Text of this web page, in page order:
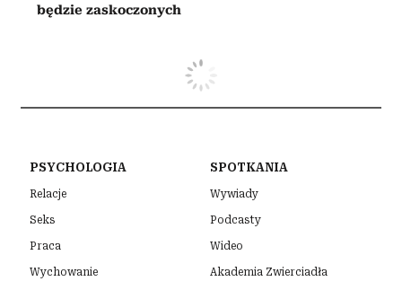
będzie zaskoczonych
PSYCHOLOGIA
Relacje
Seks
Praca
Wychowanie
SPOTKANIA
Wywiady
Podcasty
Wideo
Akademia Zwierciadła